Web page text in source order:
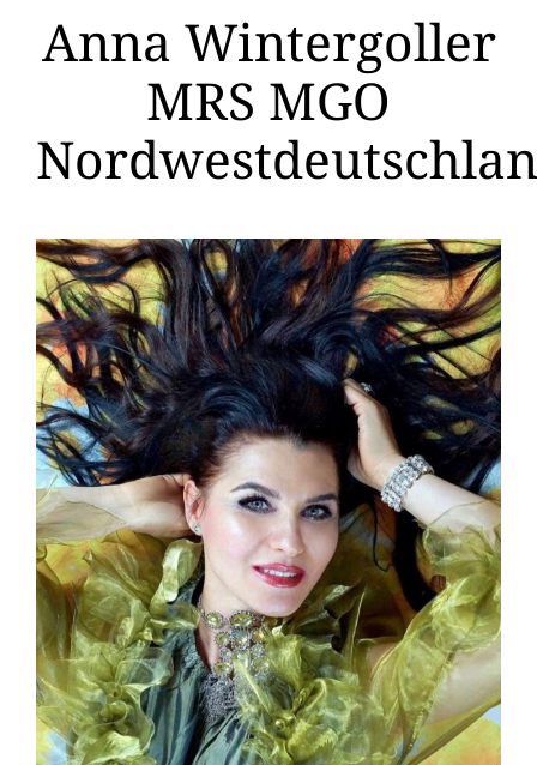
Anna Wintergoller
MRS MGO